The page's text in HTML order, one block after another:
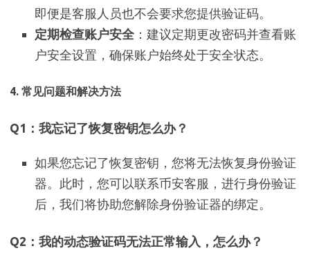
即便是客服人员也不会要求您提供验证码。
定期检查账户安全：建议定期更改密码并查看账
户安全设置，确保账户始终处于安全状态。
4. 常见问题和解决方法
Q1：我忘记了恢复密钥怎么办？
如果您忘记了恢复密钥，您将无法恢复身份验证
器。此时，您可以联系币安客服，进行身份验证
后，我们将协助您解除身份验证器的绑定。
Q2：我的动态验证码无法正常输入，怎么办？